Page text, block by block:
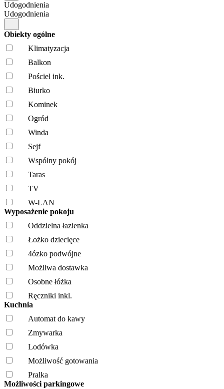
Udogodnienia
Udogodnienia
Obiekty ogólne
Klimatyzacja
Balkon
Pościel ink.
Biurko
Kominek
Ogród
Winda
Sejf
Wspólny pokój
Taras
TV
W-LAN
Wyposażenie pokoju
Oddzielna łazienka
Łożko dziecięce
4ózko podwójne
Możliwa dostawka
Osobne łóżka
Ręczniki inkl.
Kuchnia
Automat do kawy
Zmywarka
Lodówka
Możliwość gotowania
Pralka
Możliwości parkingowe